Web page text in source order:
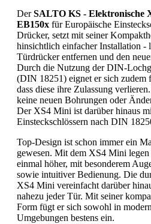
DerSALTO KS - Elektronische
EB150x für Europäische
Drücker, setzt mit seiner
hinsichtlich einfacher Installation -
Türdrücker entfernen und den
Durch die Nutzung der DIN-
(DIN 18251) eignet er sich zudem
dass diese ihre Zulassung
keine neuen Bohrungen oder
Der XS4 Mini ist darüber hinaus
Einsteckschlössern nach DIN
Top-Design ist schon immer ein
gewesen. Mit dem XS4 Mini
einmal höher, mit besonderem
sowie intuitiver Bedienung. Die
XS4 Mini vereinfacht darüber
nahezu jeder Tür. Mit seiner
Form fügt er sich sowohl in
Umgebungen bestens ein.